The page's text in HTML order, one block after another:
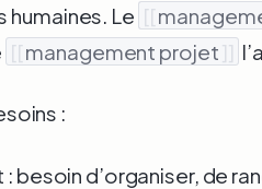
humaines. Le [[
[[management projet]]
:
besoin d’organiser, de